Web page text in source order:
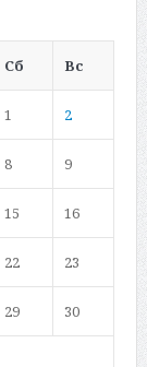
Сб Вс
1 2
8 9
15 16
22 23
29 30